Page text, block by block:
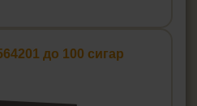
до 100 сигар